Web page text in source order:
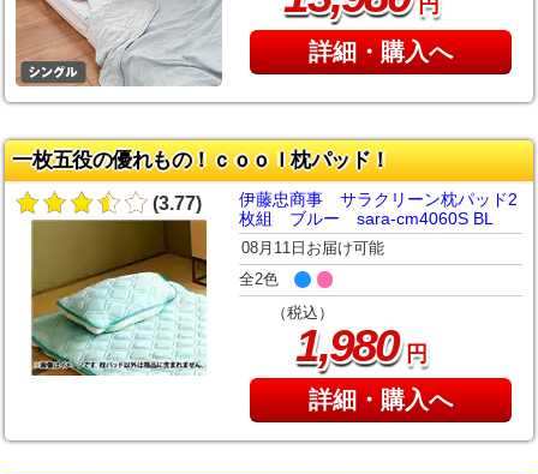
円
詳細・購入へ
一枚五役の優れもの！ｃｏｏｌ枕パッド！
(3.77)
伊藤忠商事 サラクリーン枕パッド2
枚組 ブルー sara-cm4060S BL
08月11日お届け可能
全2色
（税込）
1,980円
詳細・購入へ